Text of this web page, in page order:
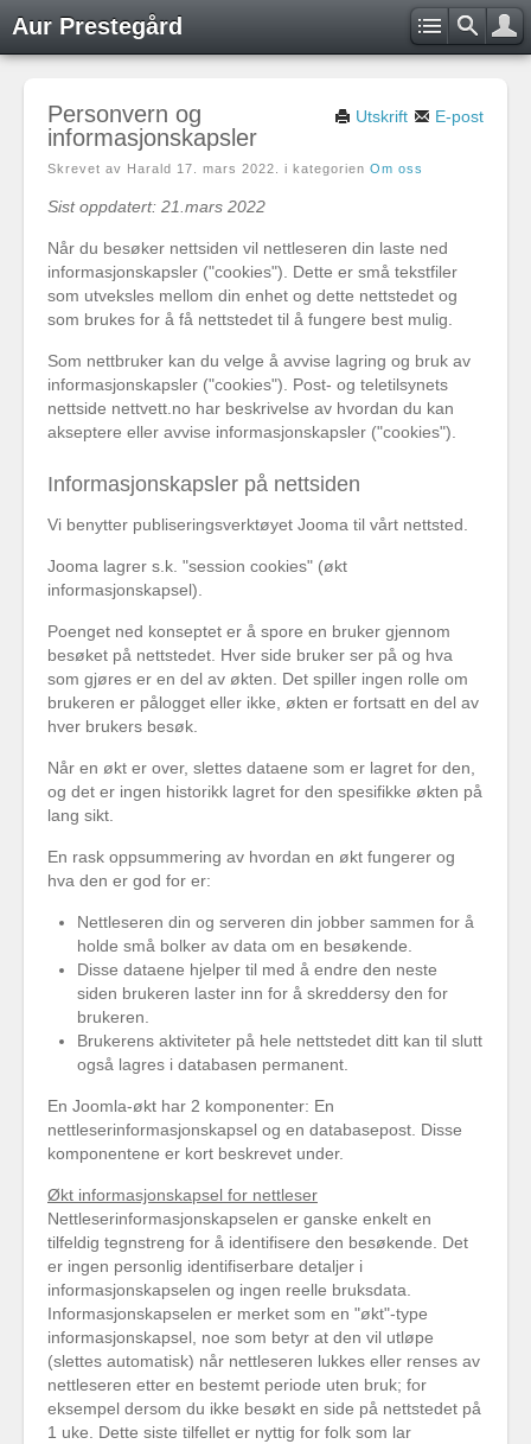
Aur Prestegård
E-post
Utskrift
Personvern og
informasjonskapsler
Skrevet av Harald 17. mars 2022 . i kategorien Om oss
Sist oppdatert: 21.mars 2022
Når du besøker nettsiden vil nettleseren din laste ned
informasjonskapsler ("cookies"). Dette er små tekstfiler
som utveksles mellom din enhet og dette nettstedet og
som brukes for å få nettstedet til å fungere best mulig.
Som nettbruker kan du velge å avvise lagring og bruk av
informasjonskapsler ("cookies"). Post- og teletilsynets
nettside nettvett.no har beskrivelse av hvordan du kan
akseptere eller avvise informasjonskapsler ("cookies").
Informasjonskapsler på nettsiden
Vi benytter publiseringsverktøyet Jooma til vårt nettsted.
Jooma lagrer s.k. "session cookies" (økt
informasjonskapsel).
Poenget ned konseptet er å spore en bruker gjennom
besøket på nettstedet. Hver side bruker ser på og hva
som gjøres er en del av økten. Det spiller ingen rolle om
brukeren er pålogget eller ikke, økten er fortsatt en del av
hver brukers besøk.
Når en økt er over, slettes dataene som er lagret for den,
og det er ingen historikk lagret for den spesifikke økten på
lang sikt.
En rask oppsummering av hvordan en økt fungerer og
hva den er god for er:
Nettleseren din og serveren din jobber sammen for å
holde små bolker av data om en besøkende.
Disse dataene hjelper til med å endre den neste
siden brukeren laster inn for å skreddersy den for
brukeren.
Brukerens aktiviteter på hele nettstedet ditt kan til slutt
også lagres i databasen permanent.
En Joomla-økt har 2 komponenter: En
nettleserinformasjonskapsel og en databasepost. Disse
komponentene er kort beskrevet under.
Økt informasjonskapsel for nettleser
Nettleserinformasjonskapselen er ganske enkelt en
tilfeldig tegnstreng for å identifisere den besøkende. Det
er ingen personlig identifiserbare detaljer i
informasjonskapselen og ingen reelle bruksdata.
Informasjonskapselen er merket som en "økt"-type
informasjonskapsel, noe som betyr at den vil utløpe
(slettes automatisk) når nettleseren lukkes eller renses av
nettleseren etter en bestemt periode uten bruk; for
eksempel dersom du ikke besøkt en side på nettstedet på
1 uke. Dette siste tilfellet er nyttig for folk som lar